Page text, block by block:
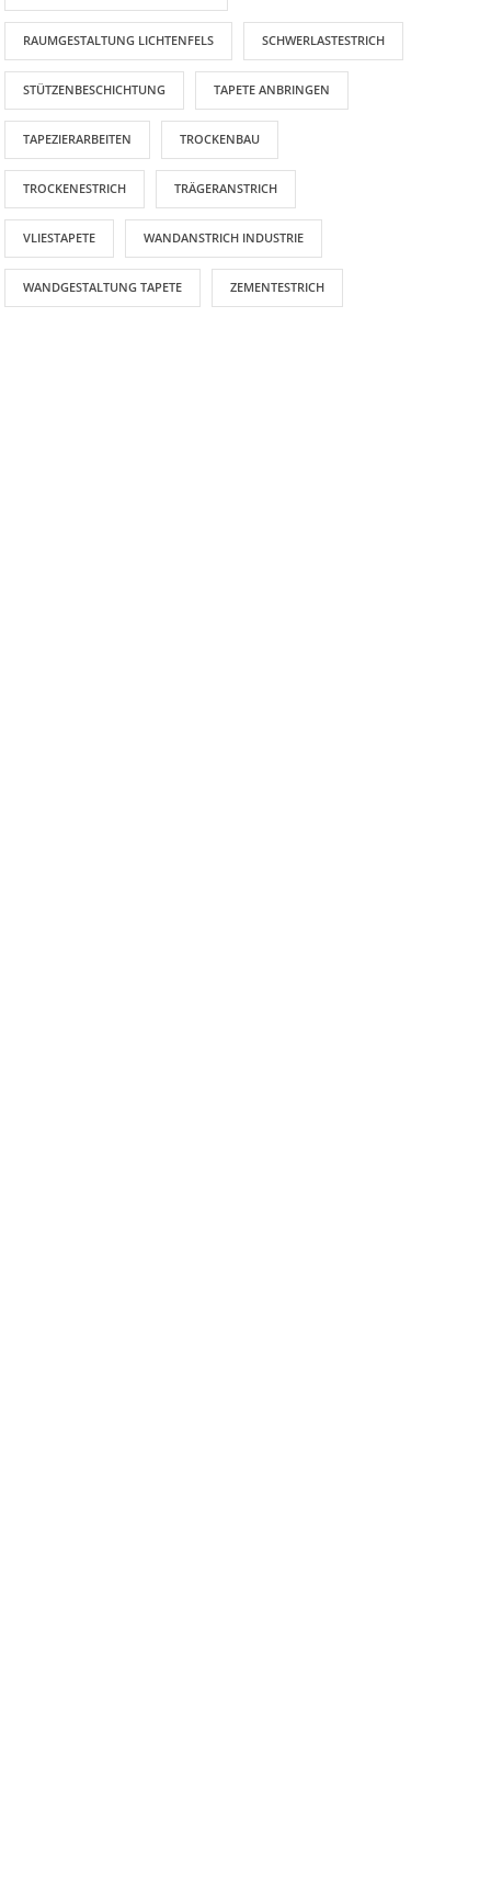
RAUMGESTALTUNG LICHTENFELS SCHWERLASTESTRICH
STÜTZENBESCHICHTUNG TAPETE ANBRINGEN
TAPEZIERARBEITEN TROCKENBAU
TROCKENESTRICH TRÄGERANSTRICH
VLIESTAPETE WANDANSTRICH INDUSTRIE
WANDGESTALTUNG TAPETE ZEMENTESTRICH